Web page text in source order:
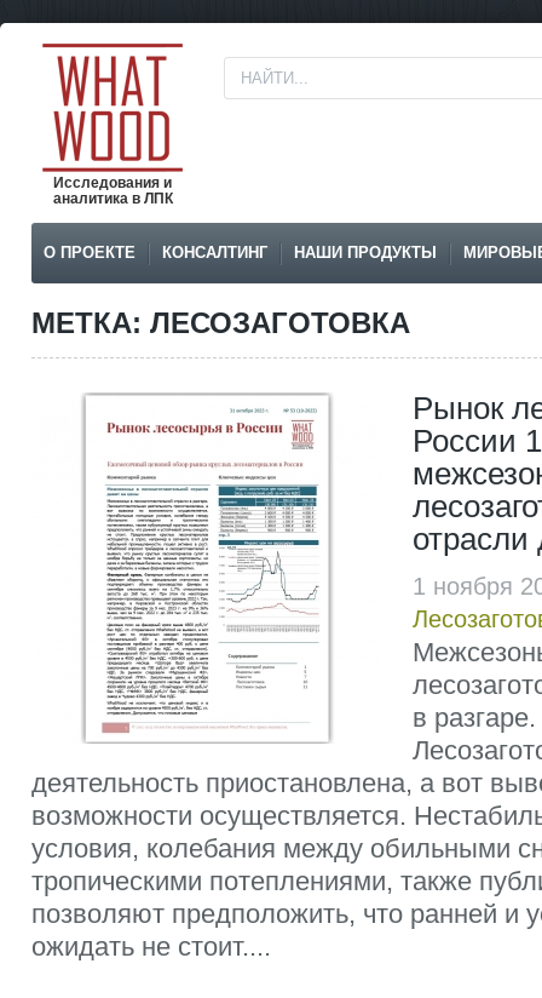
Исследования и
аналитика в ЛПК
О ПРОЕКТЕ КОНСАЛТИНГ НАШИ ПРОДУКТЫ
МЕТКА: ЛЕСОЗАГОТОВКА
Рынок
России
1 ноября
в разгаре.
деятельность приостановлена, а вот
возможности осуществляется.
условия, колебания между обильными
тропическими потеплениями, также
позволяют предположить, что ранней и
ожидать не стоит....